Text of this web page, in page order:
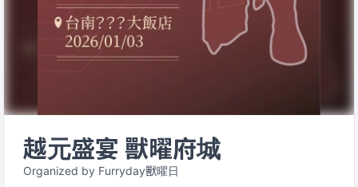
越元盛宴 獸曜府城
Organized by Furryday獸曜日